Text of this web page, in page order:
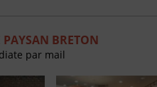
BRETON
par mail